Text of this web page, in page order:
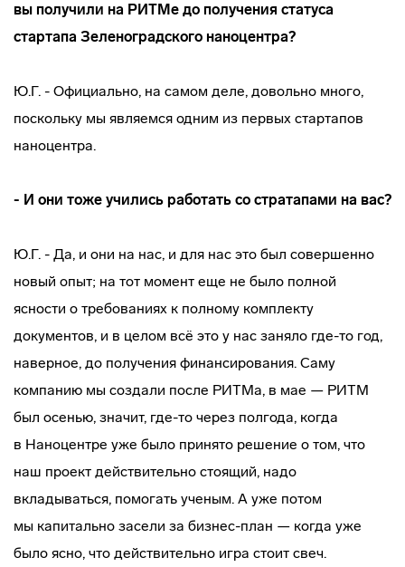
вы получили на РИТМе до получения статуса
стартапа Зеленоградского наноцентра?
Ю.Г. - Официально, на самом деле, довольно много,
поскольку мы являемся одним из первых стартапов
наноцентра.
- И они тоже учились работать со стратапами на вас?
Ю.Г. - Да, и они на нас, и для нас это был совершенно
новый опыт; на тот момент еще не было полной
ясности о требованиях к полному комплекту
документов, и в целом всё это у нас заняло где-то год,
наверное, до получения финансирования. Саму
компанию мы создали после РИТМа, в мае — РИТМ
был осенью, значит, где-то через полгода, когда
в Наноцентре уже было принято решение о том, что
наш проект действительно стоящий, надо
вкладываться, помогать ученым. А уже потом
мы капитально засели за бизнес-план — когда уже
было ясно, что действительно игра стоит свеч.